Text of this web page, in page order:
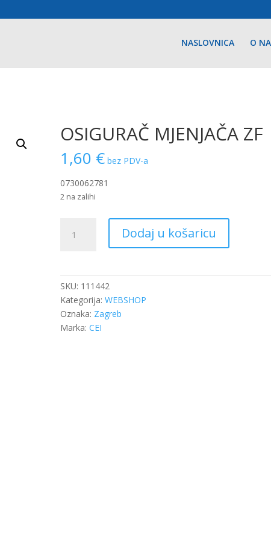
NASLOVNICA O
OSIGURAČ MJENJAČA ZF
1,60 € bez PDV-a
0730062781
2 na zalihi
MJENJAČA
Dodaj u košaricu
SKU: 111442
Kategorija:WEBSHOP
Oznaka: Zagreb
Marka:CEI